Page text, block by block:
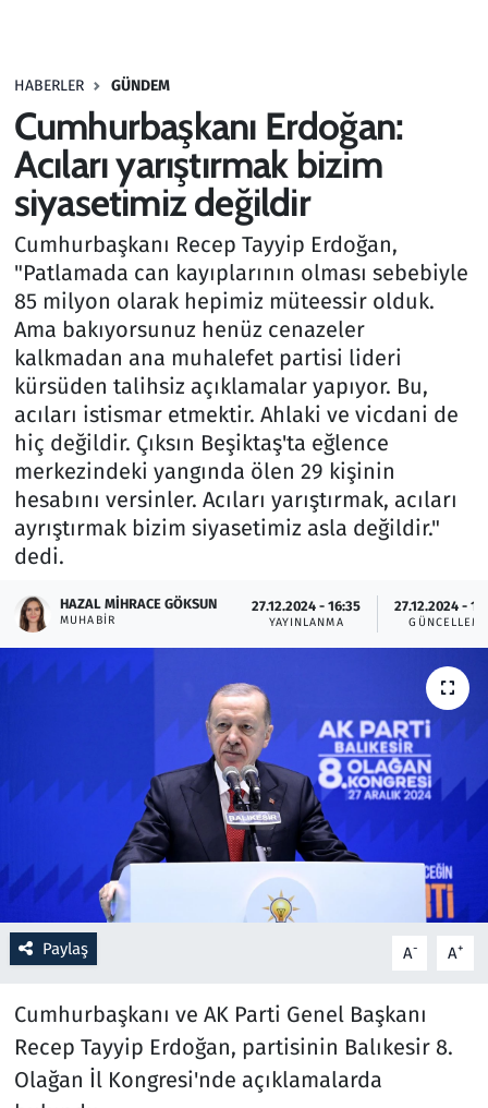
HABERLER GÜNDEM
Cumhurbaşkanı Erdoğan:
Acıları yarıştırmak bizim
siyasetimiz değildir
Cumhurbaşkanı Recep Tayyip Erdoğan,
"Patlamada can kayıplarının olması sebebiyle
85 milyon olarak hepimiz müteessir olduk.
Ama bakıyorsunuz henüz cenazeler
kalkmadan ana muhalefet partisi lideri
kürsüden talihsiz açıklamalar yapıyor. Bu,
acıları istismar etmektir. Ahlaki ve vicdani de
hiç değildir. Çıksın Beşiktaş'ta eğlence
merkezindeki yangında ölen 29 kişinin
hesabını versinler. Acıları yarıştırmak, acıları
ayrıştırmak bizim siyasetimiz asla değildir."
dedi.
HAZAL MIHRACE GÖKSUN
MUHABIR
27.12.2024 - 16:35
YAYINLANMA
27.12.2024 -
Paylaş A- A+
Cumhurbaşkanı ve AK Parti Genel Başkanı
Recep Tayyip Erdoğan, partisinin Balıkesir 8.
Olağan İl Kongresi'nde açıklamalarda
Haber
Kültür Sanat
Kurumsal Haberler
Lezzet Durağı
Memur ve Kamu
Otomobil
Oyun
Ramazan
Resmi İlanlar
Rüya Tabirleri
Sağlık
Teknoloji ve Bilim
Televizyon